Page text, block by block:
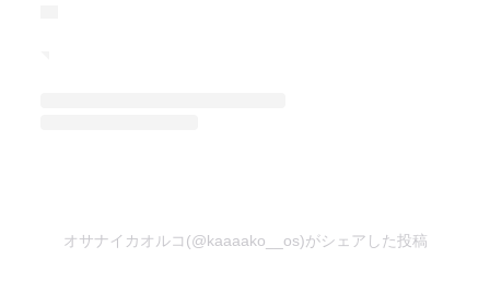
オサナイカオルコ(@kaaaako__os)がシェアした投稿